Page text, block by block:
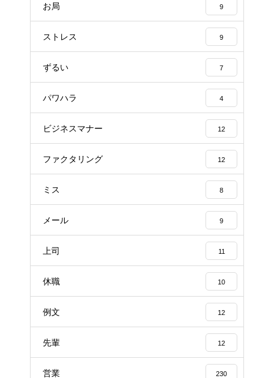
お局 9
ストレス 9
ずるい 7
パワハラ 4
ビジネスマナー 12
ファクタリング 12
ミス 8
メール 9
上司 11
休職 10
例文 12
先輩 12
営業 230